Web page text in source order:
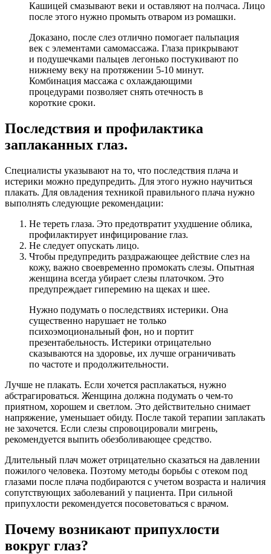
Кашицей смазывают веки и оставляют на полчаса. Лицо
после этого нужно промыть отваром из ромашки.
Доказано, после слез отлично помогает пальпация
век с элементами самомассажа. Глаза прикрывают
и подушечками пальцев легонько постукивают по
нижнему веку на протяжении 5-10 минут.
Комбинация массажа с охлаждающими
процедурами позволяет снять отечность в
короткие сроки.
Последствия и профилактика
заплаканных глаз.
Специалисты указывают на то, что последствия плача и
истерики можно предупредить. Для этого нужно научиться
плакать. Для овладения техникой правильного плача нужно
выполнять следующие рекомендации:
Не тереть глаза. Это предотвратит ухудшение облика,
профилактирует инфицирование глаз.
Не следует опускать лицо.
Чтобы предупредить раздражающее действие слез на
кожу, важно своевременно промокать слезы. Опытная
женщина всегда убирает слезы платочком. Это
предупреждает гиперемию на щеках и шее.
Нужно подумать о последствиях истерики. Она
существенно нарушает не только
психоэмоциональный фон, но и портит
презентабельность. Истерики отрицательно
сказываются на здоровье, их лучше ограничивать
по частоте и продолжительности.
Лучше не плакать. Если хочется расплакаться, нужно
абстрагироваться. Женщина должна подумать о чем-то
приятном, хорошем и светлом. Это действительно снимает
напряжение, уменьшает обиду. После такой терапии заплакать
не захочется. Если слезы спровоцировали мигрень,
рекомендуется выпить обезболивающее средство.
Длительный плач может отрицательно сказаться на давлении
пожилого человека. Поэтому методы борьбы с отеком под
глазами после плача подбираются с учетом возраста и наличия
сопутствующих заболеваний у пациента. При сильной
припухлости рекомендуется посоветоваться с врачом.
Почему возникают припухлости
вокруг глаз?